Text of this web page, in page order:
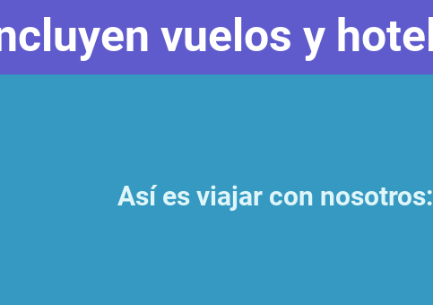
vuelos y hotel
Así es viajar con nosotros: